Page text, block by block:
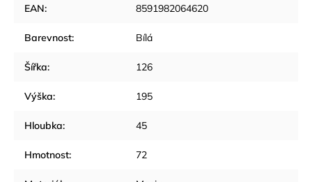
EAN: 8591982064620
Barevnost: Bílá
Šířka: 126
Výška: 195
Hloubka: 45
Hmotnost: 72